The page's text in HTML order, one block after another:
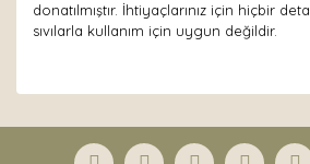
donatılmıştır. İhtiyaçlarınız için hiçbir
sıvılarla kullanım için uygun değildir.
formunu kullanarak tarafımıza
Görüş ve önerileriniz için teşekkür